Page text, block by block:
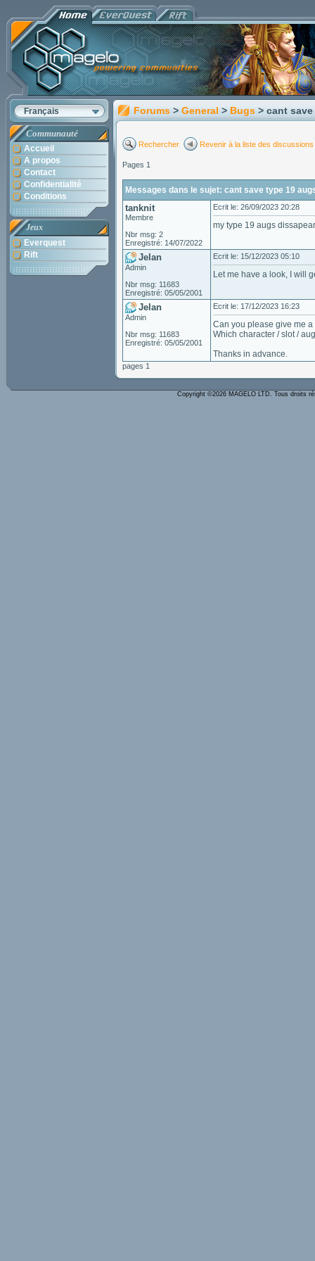
Français
Communauté
Accueil
A propos
Contact
Confidentialité
Conditions
Jeux
Everquest
Rift
Forums > General > Bugs > cant
Rechercher Revenir à la liste des discussions
Pages 1
Messages dans le sujet: cant save type 19
tanknit
Membre
Nbr msg: 2
Enregistré: 14/07/2022
Ecrit le: 26/09/2023 20:28
my type 19 augs
Jelan
Admin
Nbr msg: 11683
Enregistré: 05/05/2001
Ecrit le: 15/12/2023 05:10
Let me have a look, I will
Jelan
Admin
Nbr msg: 11683
Enregistré: 05/05/2001
Ecrit le: 17/12/2023 16:23
Can you please give me
Which character / slot /
Thanks in advance.
pages 1
Copyright ©2026 MAGELO LTD. Tous droits